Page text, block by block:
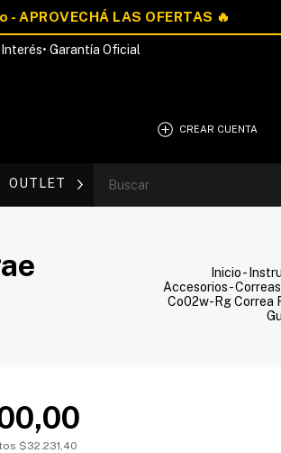
Garantía Oficial
CREAR CUENTA
OUTLET💰 Blog
Inicio-
Accesorios-Correas
Co02w-Rg Correa
$32.231,40